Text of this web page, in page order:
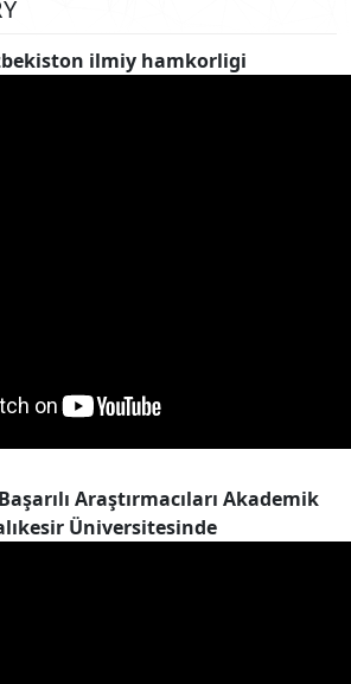
ilmiy hamkorligi
Araştırmacıları Akademik
Üniversitesinde